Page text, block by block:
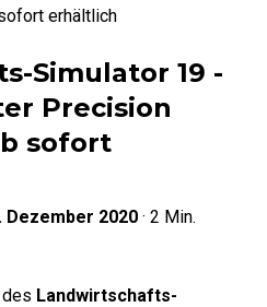
erhältlich
Simulator 19 -
Precision
sofort
Dezember 2020 · 2 Min.
Landwirtschafts-